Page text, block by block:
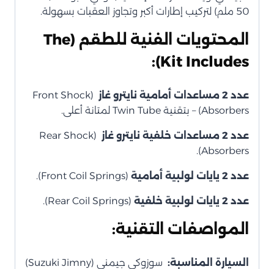
50 ملم) لتركيب إطارات أكبر وتجاوز العقبات بسهولة.
المحتويات الفنية للطقم (The
Kit Includes):
عدد 2 مساعدات أمامية نايترو غاز
(Front Shock
Absorbers) – بتقنية Twin Tube لمتانة أعلى.
عدد 2 مساعدات خلفية نايترو غاز
(Rear Shock
Absorbers).
عدد 2 يايات لولبية أمامية (Front Coil Springs).
عدد 2 يايات لولبية خلفية (Rear Coil Springs).
المواصفات التقنية:
السيارة المناسبة:
سوزوكي جيمني (Suzuki Jimny)